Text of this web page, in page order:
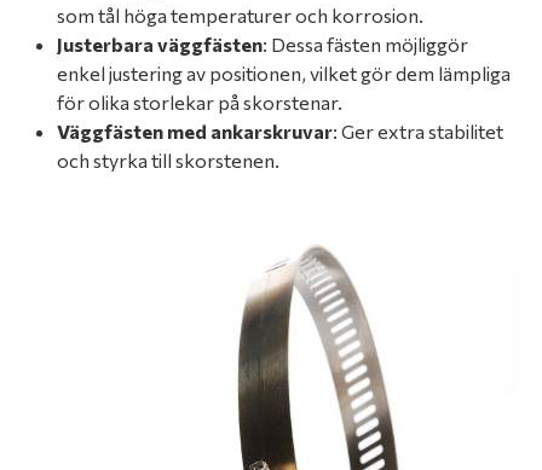
som tål höga temperaturer och korrosion.
Justerbara väggfästen: Dessa fästen möjliggör
enkel justering av positionen, vilket gör dem lämpliga
för olika storlekar på skorstenar.
Väggfästen med ankarskruvar: Ger extra stabilitet
och styrka till skorstenen.